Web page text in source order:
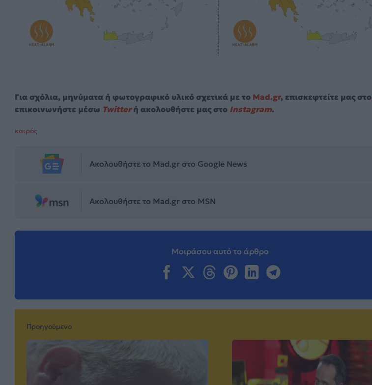
Για σχόλια, μηνύματα ή φωτογραφικό υλικό σχετικά με το Mad.gr, επισκεφτείτε μας στο
επικοινωνήστε μέσω Twitterή ακολουθήστε μας στο Instagram.
καιρός
Ακολουθήστε το Mad.gr στο Google News
Ακολουθήστε το Mad.gr στο MSN
Μοιράσου αυτό το άρθρο
Προηγούμενο